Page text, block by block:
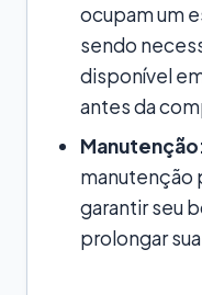
ocupam um
sendo
disponível
antes da
manutenção
garantir seu
prolongar